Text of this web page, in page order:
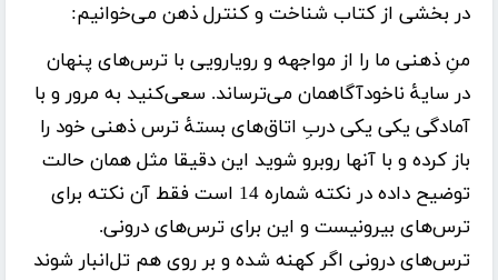
در بخشی از کتاب شناخت و کنترل ذهن می‌خوانیم:
منِ ذهنی ما را از مواجهه و رویارویی با ترس‌های پنهان
در سایۀ ناخودآگاهمان می‌ترساند. سعی‌کنید به مرور و با
آمادگی یکی یکی دربِ اتاق‌های بستۀ ترس ذهنی خود را
باز کرده و با آنها روبرو شوید این دقیقا مثل همان حالت
توضیح داده در نکته شماره 14 است فقط آن نکته برای
ترس‌های بیرونیست و این برای ترس‌های درونی.
ترس‌های درونی اگر کهنه شده و بر روی هم تل‌انبار شوند